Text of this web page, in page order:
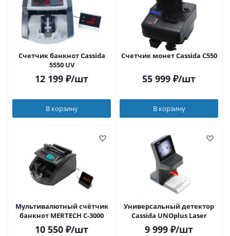
Счетчик банкнот Cassida
5550 UV
12 199 ₽/шт
В корзину
Счетчик монет Cassida C550
55 999 ₽/шт
В корзину
Мультивалютный счётчик
банкнот MERTECH C-3000
10 550 ₽/шт
Универсальный детектор
Cassida UNOplus Laser
9 999 ₽/шт